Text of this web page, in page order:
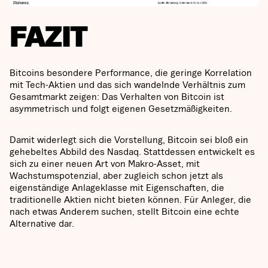
FAZIT
Bitcoins besondere Performance, die geringe Korrelation
mit Tech-Aktien und das sich wandelnde Verhältnis zum
Gesamtmarkt zeigen: Das Verhalten von Bitcoin ist
asymmetrisch und folgt eigenen Gesetzmäßigkeiten.
Damit widerlegt sich die Vorstellung, Bitcoin sei bloß ein
gehebeltes Abbild des Nasdaq. Stattdessen entwickelt es
sich zu einer neuen Art von Makro-Asset, mit
Wachstumspotenzial, aber zugleich schon jetzt als
eigenständige Anlageklasse mit Eigenschaften, die
traditionelle Aktien nicht bieten können. Für Anleger, die
nach etwas Anderem suchen, stellt Bitcoin eine echte
Alternative dar.